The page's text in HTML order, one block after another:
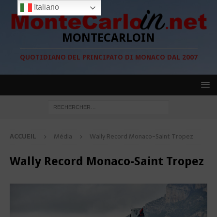
MONTECARLOIN
QUOTIDIANO DEL PRINCIPATO DI MONACO DAL 2007
ACCUEIL Média Wally Record Monaco-Saint Tropez
Wally Record Monaco-Saint Tropez
Italiano